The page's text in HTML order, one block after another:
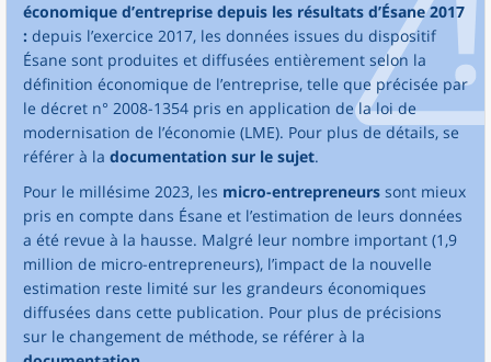
économique d’entreprise depuis les résultats d’Ésane 2017
: depuis l’exercice 2017, les données issues du dispositif
Ésane sont produites et diffusées entièrement selon la
définition économique de l’entreprise, telle que précisée par
le décret n° 2008-1354 pris en application de la loi de
modernisation de l’économie (LME). Pour plus de détails, se
référer à la documentation sur le sujet.
Pour le millésime 2023, les micro-entrepreneurs sont mieux
pris en compte dans Ésane et l’estimation de leurs données
a été revue à la hausse. Malgré leur nombre important (1,9
million de micro-entrepreneurs), l’impact de la nouvelle
estimation reste limité sur les grandeurs économiques
diffusées dans cette publication. Pour plus de précisions
sur le changement de méthode, se référer à la